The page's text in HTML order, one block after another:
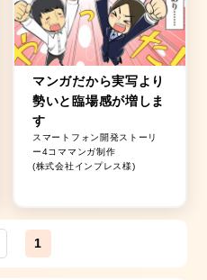
マンガだから実写より
勢いと臨場感が増しま
す
スマートフォン開発ストーリ
ー4コママンガ制作
(株式会社インプレス様)
1